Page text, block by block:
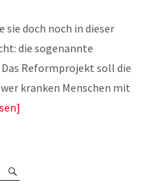
sie doch noch in dieser
die sogenannte
Reformprojekt soll die
kranken Menschen mit